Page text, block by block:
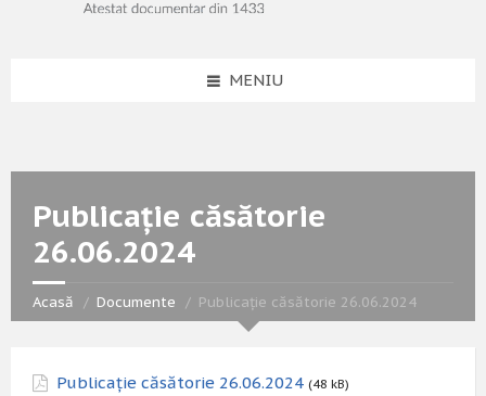
MENIU
Publicație căsătorie
26.06.2024
Acasă Documente Publicație căsătorie 26.06.2024
Publicație căsătorie 26.06.2024 (48 kB)